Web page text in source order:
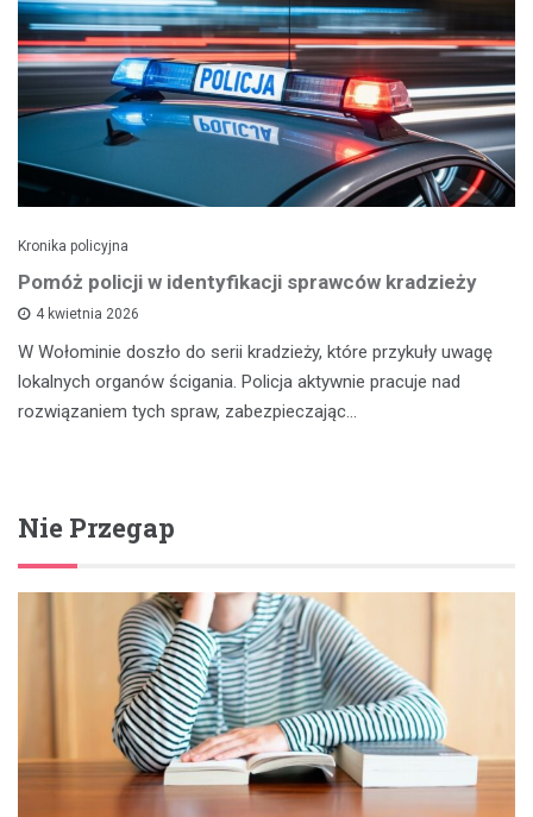
Kronika policyjna
Pomóż policji w identyfikacji sprawców kradzieży
4 kwietnia 2026
W Wołominie doszło do serii kradzieży, które przykuły uwagę
lokalnych organów ścigania. Policja aktywnie pracuje nad
rozwiązaniem tych spraw, zabezpieczając…
Nie Przegap